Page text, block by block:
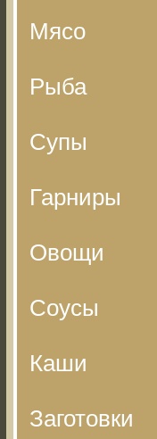
Мясо
Рыба
Супы
Гарниры
Овощи
Соусы
Каши
Заготовки